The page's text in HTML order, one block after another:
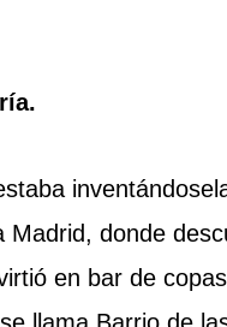
donde
en bar de